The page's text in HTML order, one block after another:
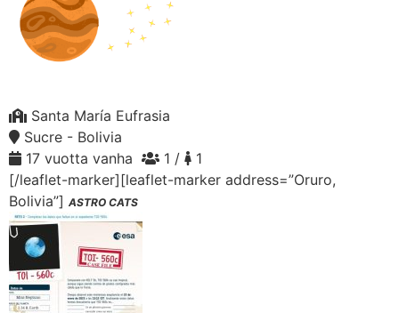
Santa María Eufrasia
Sucre - Bolivia
17 vuotta vanha
1 /
1
[/leaflet-marker][leaflet-marker address=”Oruro,
Bolivia”] ASTRO CATS